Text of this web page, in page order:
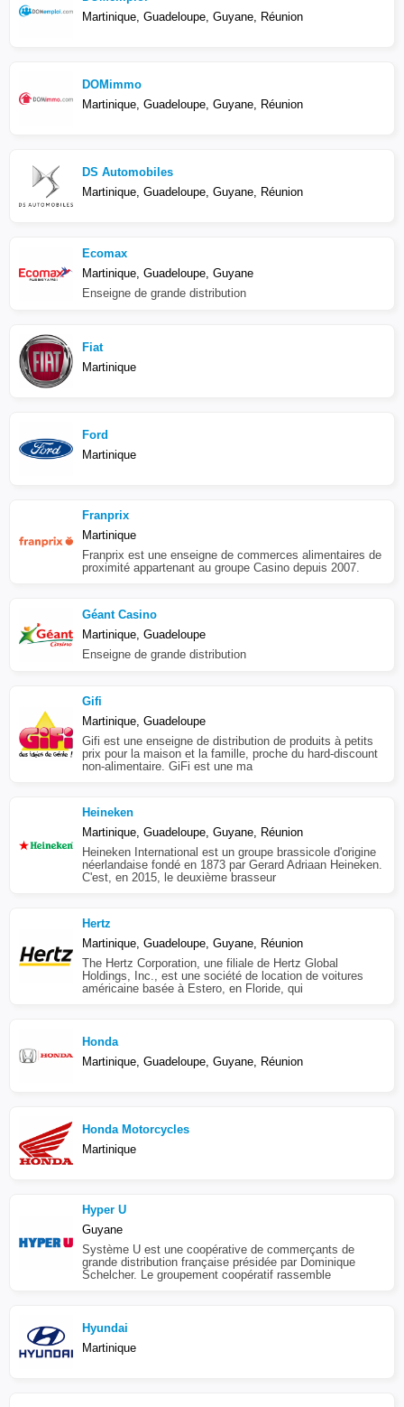
Martinique, Guadeloupe, Guyane, Réunion
DOMimmo
Martinique, Guadeloupe, Guyane, Réunion
DS Automobiles
Martinique, Guadeloupe, Guyane, Réunion
Ecomax
Martinique, Guadeloupe, Guyane
Enseigne de grande distribution
Fiat
Martinique
Ford
Martinique
Franprix
Martinique
Franprix est une enseigne de commerces alimentaires de
proximité appartenant au groupe Casino depuis 2007.
Géant Casino
Martinique, Guadeloupe
Enseigne de grande distribution
Gifi
Martinique, Guadeloupe
Gifi est une enseigne de distribution de produits à petits
prix pour la maison et la famille, proche du hard-discount
non-alimentaire. GiFi est une ma
Heineken
Martinique, Guadeloupe, Guyane, Réunion
Heineken International est un groupe brassicole d'origine
néerlandaise fondé en 1873 par Gerard Adriaan Heineken.
C'est, en 2015, le deuxième brasseur
Hertz
Martinique, Guadeloupe, Guyane, Réunion
The Hertz Corporation, une filiale de Hertz Global
Holdings, Inc., est une société de location de voitures
américaine basée à Estero, en Floride, qui
Honda
Martinique, Guadeloupe, Guyane, Réunion
Honda Motorcycles
Martinique
Hyper U
Guyane
Système U est une coopérative de commerçants de
grande distribution française présidée par Dominique
Schelcher. Le groupement coopératif rassemble
Hyundai
Martinique